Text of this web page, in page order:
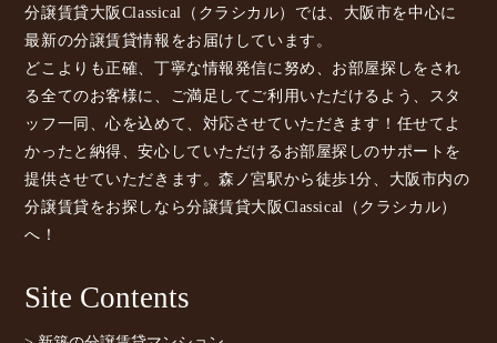
分譲賃貸大阪Classical（クラシカル）では、大阪市を中心に
最新の分譲賃貸情報をお届けしています。
どこよりも正確、丁寧な情報発信に努め、お部屋探しをされ
る全てのお客様に、ご満足してご利用いただけるよう、スタ
ッフ一同、心を込めて、対応させていただきます！任せてよ
かったと納得、安心していただけるお部屋探しのサポートを
提供させていただきます。森ノ宮駅から徒歩1分、大阪市内の
分譲賃貸をお探しなら分譲賃貸大阪Classical（クラシカル）
へ！
Site Contents